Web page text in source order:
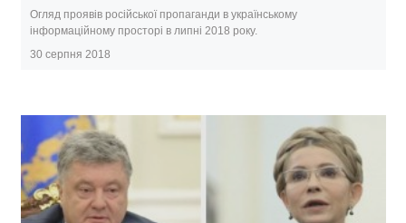
Огляд проявів російської пропаганди в українському
інформаційному просторі в липні 2018 року.
30 серпня 2018